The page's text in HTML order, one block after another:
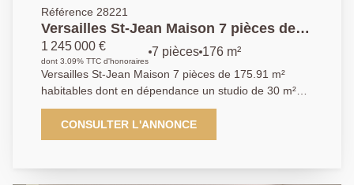
Référence 28221
Versailles St-Jean Maison 7 pièces de
175.91 m² habitables dont en
dépendance un studio de 30 m² sur
parcelle d'environ 450 m²
1 245 000 €
dont 3.09% TTC d'honoraires
7 pièces 176 m²
Versailles St-Jean Maison 7 pièces de 175.91 m²
habitables dont en dépendance un studio de 30 m²
sur parcelle d'environ 450m² Environnement
résidentiel très privilégié au coeur de la verdure et au
calme absolu à quelques minutes à pied seulement
CONSULTER L'ANNONCE